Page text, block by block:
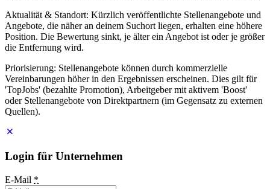
Aktualität & Standort: Kürzlich veröffentlichte Stellenangebote und
Angebote, die näher an deinem Suchort liegen, erhalten eine höhere
Position. Die Bewertung sinkt, je älter ein Angebot ist oder je größer
die Entfernung wird.
Priorisierung: Stellenangebote können durch kommerzielle
Vereinbarungen höher in den Ergebnissen erscheinen. Dies gilt für
'TopJobs' (bezahlte Promotion), Arbeitgeber mit aktivem 'Boost'
oder Stellenangebote von Direktpartnern (im Gegensatz zu externen
Quellen).
Login für Unternehmen
E-Mail *